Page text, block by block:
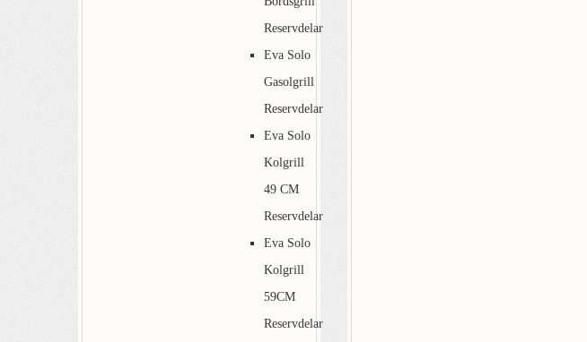
Reservdelar
Eva Solo
Gasolgrill
Reservdelar
Eva Solo
Kolgrill
49 CM
Reservdelar
Eva Solo
Kolgrill
59CM
Reservdelar